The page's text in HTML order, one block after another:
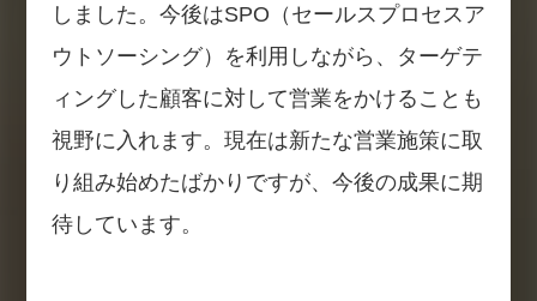
しました。今後はSPO（セールスプロセスア
ウトソーシング）を利用しながら、ターゲテ
ィングした顧客に対して営業をかけることも
視野に入れます。現在は新たな営業施策に取
り組み始めたばかりですが、今後の成果に期
待しています。